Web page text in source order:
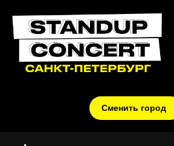
Сменить город